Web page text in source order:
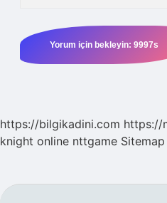
https://bilgikadini.com https://
knight online nttgame Sitemap